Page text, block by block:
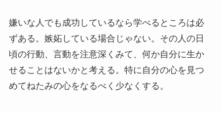
嫌いな人でも成功しているなら学べるところは必
ずある。嫉妬している場合じゃない。その人の日
頃の行動、言動を注意深くみて、何か自分に生か
せることはないかと考える。特に自分の心を見つ
めてねたみの心をなるべく少なくする。